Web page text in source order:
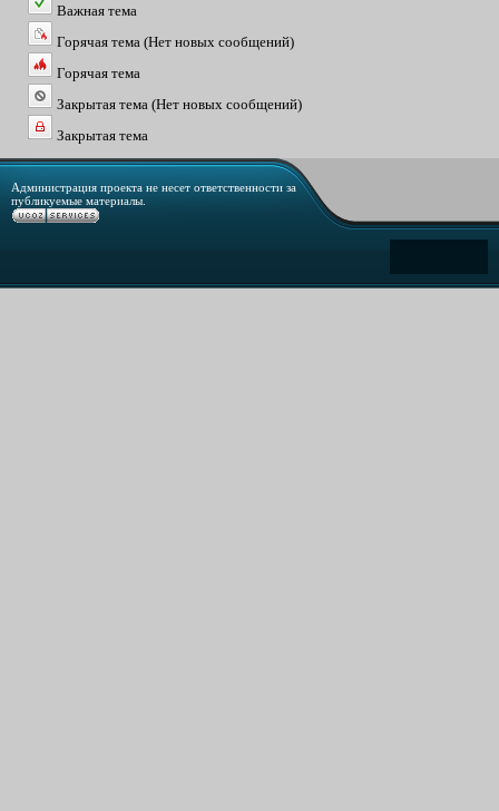
Важная тема
Горячая тема (Нет новых сообщений)
Горячая тема
Закрытая тема (Нет новых сообщений)
Закрытая тема
Администрация проекта не несет ответственности за
публикуемые материалы.